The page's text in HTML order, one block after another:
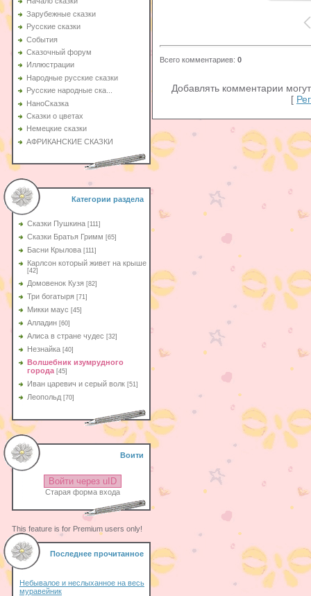
Зарубежные сказки
Русские сказки
События
Сказочный форум
Иллюстрации
Народные русские сказки
Русские народные ска...
НаноСказка
Сказки о цветах
Немецкие сказки
АФРИКАНСКИЕ СКАЗКИ
Категории раздела
Сказки Пушкина [111]
Сказки Братья Гримм [65]
Басни Крылова [111]
Карлсон который живет на крыше
[42]
Домовенок Кузя [82]
Три богатыря [71]
Микки маус [45]
Алладин [60]
Aлиса в стране чудес [32]
Незнайка [40]
Волшебник изумрудного
города [45]
Иван царевич и серый волк [51]
Леопольд [70]
Воити
Войти через uID
Старая форма входа
This feature is for Premium users only!
Последнее прочитанное
Небывалое и неслыханное на весь
муравейник
Всего комментариев: 0
Добавлять комментарии
[